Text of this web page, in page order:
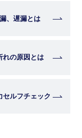
、遅漏とは
れの原因とは
セルフチェック